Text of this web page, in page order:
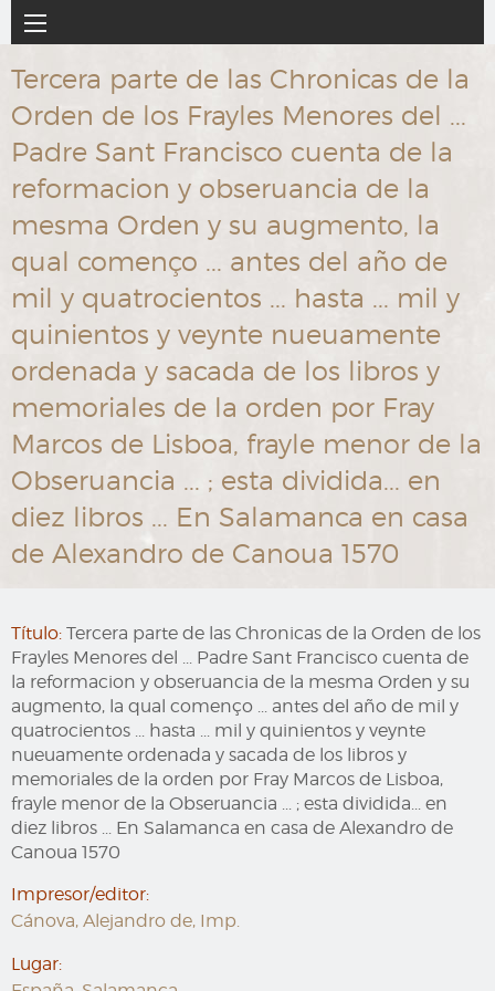
al
contenido
principal
Navegación
principal
Tercera parte de las Chronicas de la
Orden de los Frayles Menores del ...
Padre Sant Francisco cuenta de la
reformacion y obseruancia de la
mesma Orden y su augmento, la
qual començo ... antes del año de
mil y quatrocientos ... hasta ... mil y
quinientos y veynte nueuamente
ordenada y sacada de los libros y
memoriales de la orden por Fray
Marcos de Lisboa, frayle menor de la
Obseruancia ... ; esta dividida... en
diez libros ... En Salamanca en casa
de Alexandro de Canoua 1570
Título: Tercera parte de las Chronicas de la Orden de los
Frayles Menores del ... Padre Sant Francisco cuenta de
la reformacion y obseruancia de la mesma Orden y su
augmento, la qual començo ... antes del año de mil y
quatrocientos ... hasta ... mil y quinientos y veynte
nueuamente ordenada y sacada de los libros y
memoriales de la orden por Fray Marcos de Lisboa,
frayle menor de la Obseruancia ... ; esta dividida... en
diez libros ... En Salamanca en casa de Alexandro de
Canoua 1570
Impresor/editor:
Cánova, Alejandro de, Imp.
Lugar: